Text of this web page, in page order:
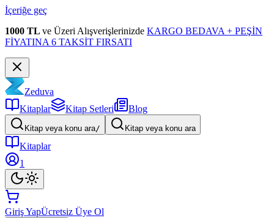
İçeriğe geç
1000 TL ve Üzeri Alışverişlerinizde KARGO BEDAVA + PEŞİN
FİYATINA 6 TAKSİT FIRSATI
Zeduva
Kitaplar
Kitap Setleri Blog
Kitap veya konu ara/ Kitap veya konu ara
Kitaplar
1
Giriş YapÜcretsiz Üye Ol